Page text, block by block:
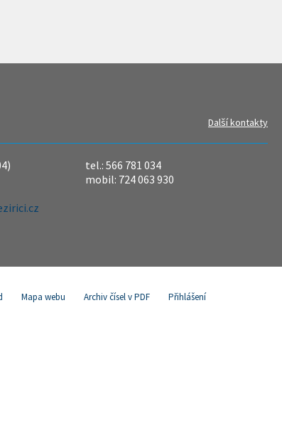
Další kontakty
tel.: 566 781 034
mobil: 724 063 930
Mapa webu Archiv čísel v PDF Přihlášení